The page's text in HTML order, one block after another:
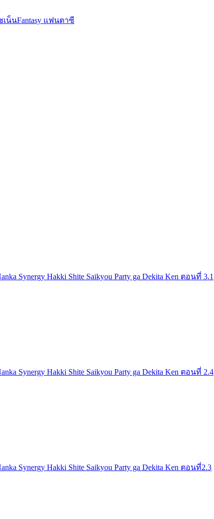
เน็นFantasy แฟนตาซี
Synergy Hakki Shite Saikyou Party ga Dekita Ken ตอนที่ 3.1
Synergy Hakki Shite Saikyou Party ga Dekita Ken ตอนที่ 2.4
Synergy Hakki Shite Saikyou Party ga Dekita Ken ตอนที่2.3